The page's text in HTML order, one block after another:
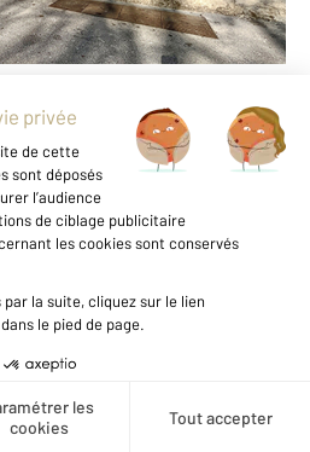
Créer une alerte
à l'agence
est notée9,2/10
Avis authentifiés par
les avis clients